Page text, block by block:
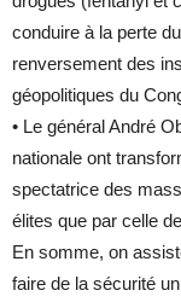
conduire à la perte
renversement des
géopolitiques du
• Le général André
nationale ont
spectatrice des
élites que par celle
En somme, on
faire de la sécurité